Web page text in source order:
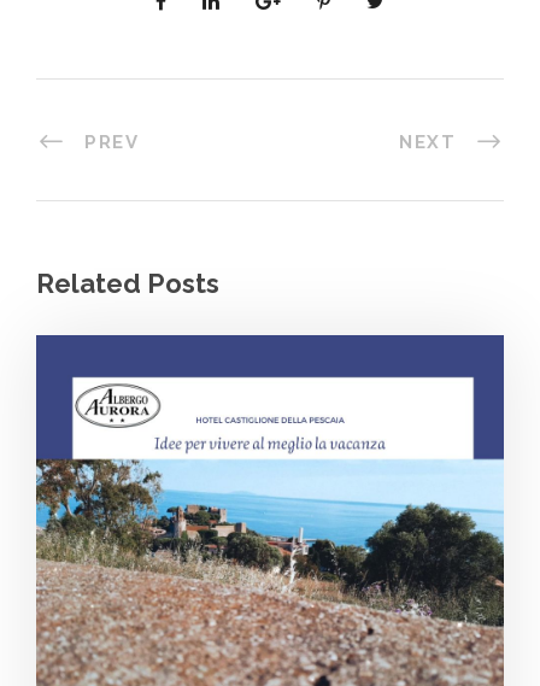
PREV NEXT
Related Posts